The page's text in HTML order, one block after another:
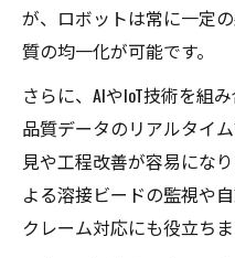
が、ロボットは常に一定
質の均一化が可能です。
さらに、AIやIoT技術を組
品質データのリアルタイ
見や工程改善が容易にな
よる溶接ビードの監視や
クレーム対応にも役立ちま